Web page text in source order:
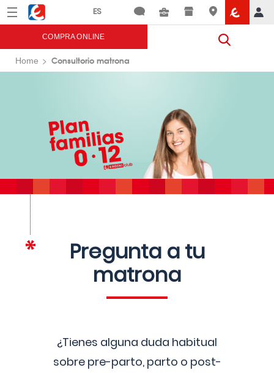
Menú Eroski
COMPRA ONLINE
Home Consultorio matrona
Pregunta a tu
matrona
¿Tienes alguna duda habitual
sobre pre-parto, parto o post-